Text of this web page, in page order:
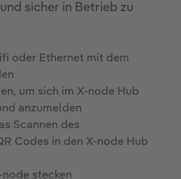
sicher in Betrieb zu
oder Ethernet mit dem
um sich im X-node Hub
anzumelden
Scannen des
Codes in den X-node Hub
node stecken